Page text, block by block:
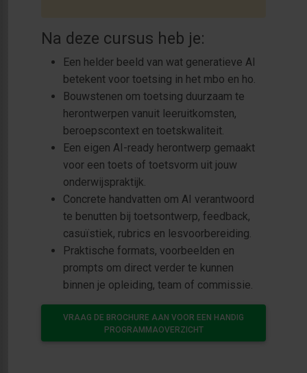
Na deze cursus heb je:
Een helder beeld van wat generatieve AI
betekent voor toetsing in het mbo en ho.
Bouwstenen om toetsing duurzaam te
herontwerpen vanuit leeruitkomsten,
beroepscontext en toetskwaliteit.
Een eigen AI-ready herontwerp gemaakt
voor een toets of toetsvorm uit jouw
onderwijspraktijk.
Concrete handvatten om AI verantwoord
te benutten bij toetsontwerp, feedback,
casuïstiek, rubrics en lesvoorbereiding.
Praktische formats, voorbeelden en
prompts om direct verder te kunnen
binnen je opleiding, team of commissie.
VRAAG DE BROCHURE AAN VOOR EEN HANDIG
PROGRAMMAOVERZICHT